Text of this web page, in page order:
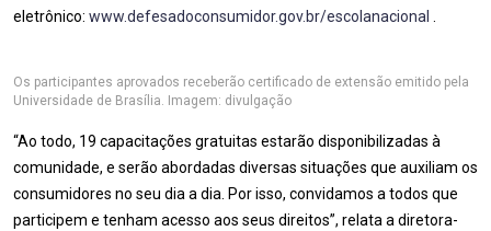
eletrônico: www.defesadoconsumidor.gov.br/escolanacional
Os participantes aprovados receberão certificado de extensão emitido pela
Universidade de Brasília. Imagem: divulgação
“Ao todo, 19 capacitações gratuitas estarão disponibilizadas à
comunidade, e serão abordadas diversas situações que auxiliam os
consumidores no seu dia a dia. Por isso, convidamos a todos que
participem e tenham acesso aos seus direitos”, relata a diretora-